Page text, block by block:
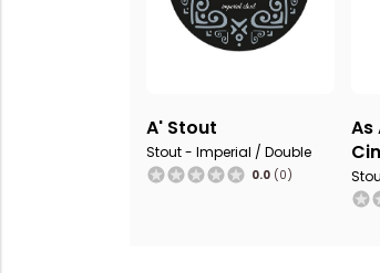
A' Stout
Stout - Imperial / Double
0.0 (0)
As